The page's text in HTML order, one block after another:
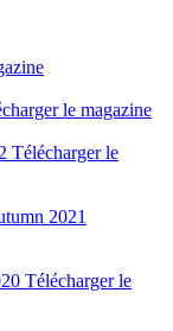
le magazine
Télécharger le
Télécharger le